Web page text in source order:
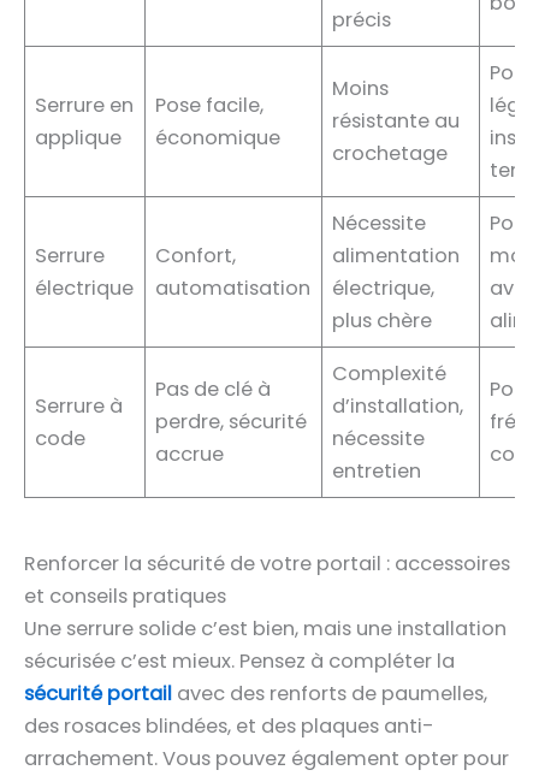
précis
Serrure en
applique
Pose facile,
économique
Moins
résistante au
crochetage
Serrure
électrique
Confort,
automatisation
Nécessite
alimentation
électrique,
plus chère
avec
Serrure à
code
Pas de clé à
perdre, sécurité
accrue
Complexité
d’installation,
nécessite
entretien
Renforcer la sécurité de votre portail : accessoires
et conseils pratiques
Une serrure solide c’est bien, mais une installation
sécurisée c’est mieux. Pensez à compléter la
sécurité portail avec des renforts de paumelles,
des rosaces blindées, et des plaques anti-
arrachement. Vous pouvez également opter pour